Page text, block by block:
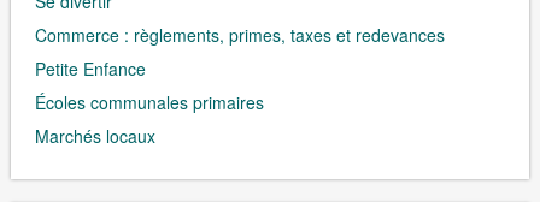
Commerce : règlements, primes, taxes et redevances
Petite Enfance
Écoles communales primaires
Marchés locaux